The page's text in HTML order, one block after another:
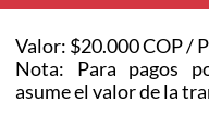
Valor: $20.000 COP /
Nota: Para pagos
asume el valor de la